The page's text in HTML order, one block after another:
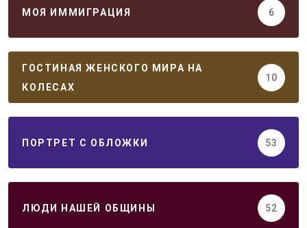
МОЯ ИММИГРАЦИЯ 6
ГОСТИНАЯ ЖЕНСКОГО МИРА НА
КОЛЕСАХ
10
ПОРТРЕТ С ОБЛОЖКИ 53
ЛЮДИ НАШЕЙ ОБЩИНЫ 52